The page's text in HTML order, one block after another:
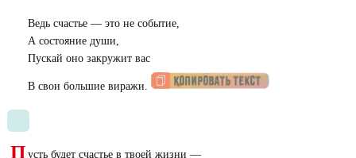
Ведь счастье — это не событие,
А состояние души,
Пускай оно закружит вас
В свои большие виражи.
П усть будет счастье в твоей жизни —